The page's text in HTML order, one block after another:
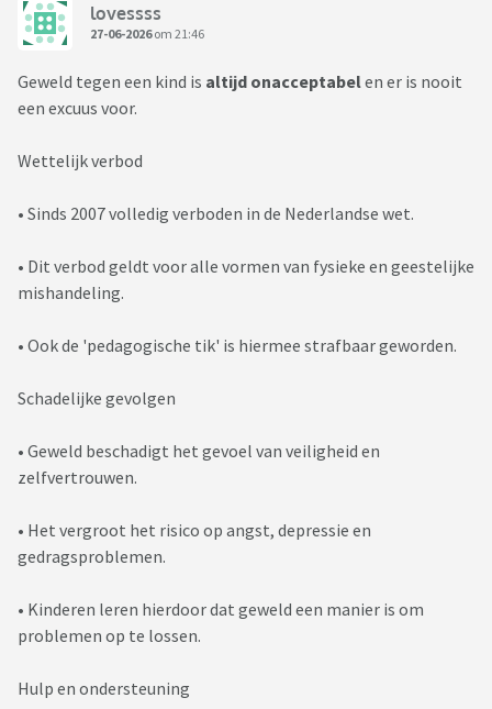
lovessss
27-06-2026om 21:46
Geweld tegen een kind is altijd onacceptabelen er is nooit
een excuus voor.
Wettelijk verbod
• Sinds 2007 volledig verboden in de Nederlandse wet.
• Dit verbod geldt voor alle vormen van fysieke en geestelijke
mishandeling.
• Ook de 'pedagogische tik' is hiermee strafbaar geworden.
Schadelijke gevolgen
• Geweld beschadigt het gevoel van veiligheid en
zelfvertrouwen.
• Het vergroot het risico op angst, depressie en
gedragsproblemen.
• Kinderen leren hierdoor dat geweld een manier is om
problemen op te lossen.
Hulp en ondersteuning